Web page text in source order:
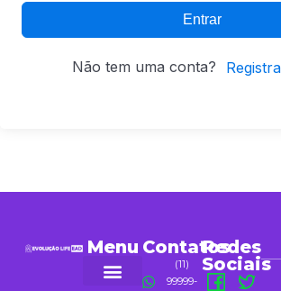
Entrar
Não tem uma conta?
Menu Contatos
(11)
99999-
Redes
Sociais